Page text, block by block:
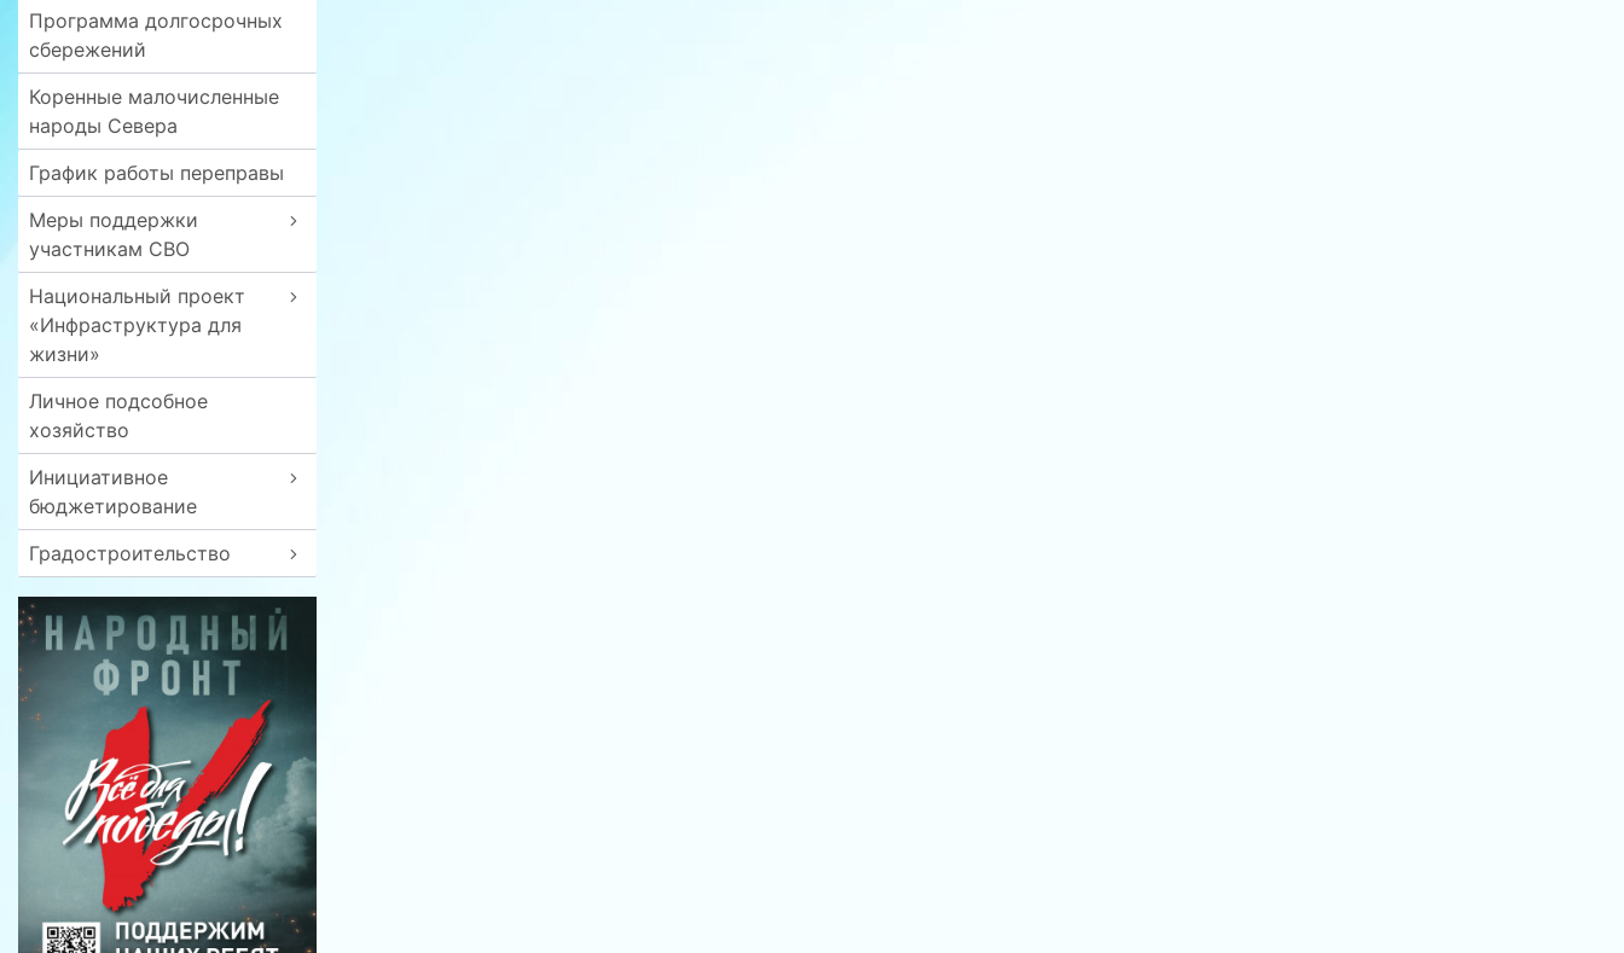
Программа долгосрочных
сбережений
Коренные малочисленные
народы Севера
График работы переправы
Меры поддержки
участникам СВО
Национальный проект
«Инфраструктура для
жизни»
Личное подсобное
хозяйство
Инициативное
бюджетирование
Градостроительство